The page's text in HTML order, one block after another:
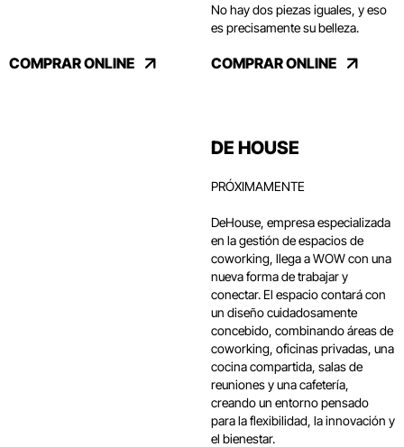
COMPRAR ONLINE
No hay dos piezas iguales, y eso
es precisamente su belleza.
COMPRAR ONLINE
DE HOUSE
PRÓXIMAMENTE
DeHouse, empresa especializada
en la gestión de espacios de
coworking, llega a WOW con una
nueva forma de trabajar y
conectar. El espacio contará con
un diseño cuidadosamente
concebido, combinando áreas de
coworking, oficinas privadas, una
cocina compartida, salas de
reuniones y una cafetería,
creando un entorno pensado
para la flexibilidad, la innovación y
el bienestar.